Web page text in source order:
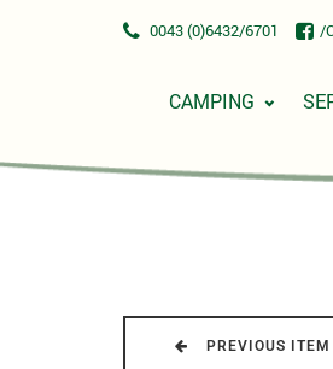
0043 (0)6432/6701 /
CAMPING
PREVIOUS ITEM